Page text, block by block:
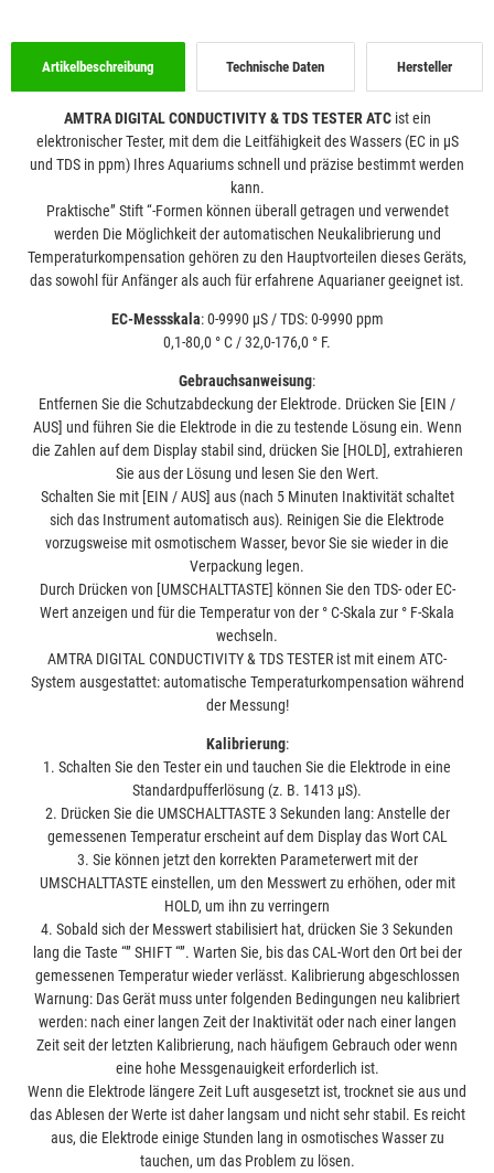
Artikelbeschreibung Technische Daten Hersteller
AMTRA DIGITAL CONDUCTIVITY & TDS TESTER ATCist ein
elektronischer Tester, mit dem die Leitfähigkeit des Wassers (EC in µS
und TDS in ppm) Ihres Aquariums schnell und präzise bestimmt werden
kann.
Praktische” Stift “-Formen können überall getragen und verwendet
werden Die Möglichkeit der automatischen Neukalibrierung und
Temperaturkompensation gehören zu den Hauptvorteilen dieses Geräts,
das sowohl für Anfänger als auch für erfahrene Aquarianer geeignet ist.
EC-Messskala: 0-9990 µS / TDS: 0-9990 ppm
0,1-80,0 ° C / 32,0-176,0 ° F.
Gebrauchsanweisung:
Entfernen Sie die Schutzabdeckung der Elektrode. Drücken Sie [EIN /
AUS] und führen Sie die Elektrode in die zu testende Lösung ein. Wenn
die Zahlen auf dem Display stabil sind, drücken Sie [HOLD], extrahieren
Sie aus der Lösung und lesen Sie den Wert.
Schalten Sie mit [EIN / AUS] aus (nach 5 Minuten Inaktivität schaltet
sich das Instrument automatisch aus). Reinigen Sie die Elektrode
vorzugsweise mit osmotischem Wasser, bevor Sie sie wieder in die
Verpackung legen.
Durch Drücken von [UMSCHALTTASTE] können Sie den TDS- oder EC-
Wert anzeigen und für die Temperatur von der ° C-Skala zur ° F-Skala
wechseln.
AMTRA DIGITAL CONDUCTIVITY & TDS TESTER ist mit einem ATC-
System ausgestattet: automatische Temperaturkompensation während
der Messung!
Kalibrierung:
1. Schalten Sie den Tester ein und tauchen Sie die Elektrode in eine
Standardpufferlösung (z. B. 1413 µS).
2. Drücken Sie die UMSCHALTTASTE 3 Sekunden lang: Anstelle der
gemessenen Temperatur erscheint auf dem Display das Wort CAL
3. Sie können jetzt den korrekten Parameterwert mit der
UMSCHALTTASTE einstellen, um den Messwert zu erhöhen, oder mit
HOLD, um ihn zu verringern
4. Sobald sich der Messwert stabilisiert hat, drücken Sie 3 Sekunden
lang die Taste “” SHIFT “”. Warten Sie, bis das CAL-Wort den Ort bei der
gemessenen Temperatur wieder verlässt. Kalibrierung abgeschlossen
Warnung: Das Gerät muss unter folgenden Bedingungen neu kalibriert
werden: nach einer langen Zeit der Inaktivität oder nach einer langen
Zeit seit der letzten Kalibrierung, nach häufigem Gebrauch oder wenn
eine hohe Messgenauigkeit erforderlich ist.
Wenn die Elektrode längere Zeit Luft ausgesetzt ist, trocknet sie aus und
das Ablesen der Werte ist daher langsam und nicht sehr stabil. Es reicht
aus, die Elektrode einige Stunden lang in osmotisches Wasser zu
tauchen, um das Problem zu lösen.